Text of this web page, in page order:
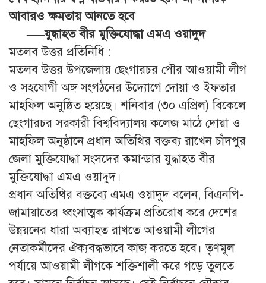
আবারও ক্ষমতায় আনতে হবে
—–যুদ্ধাহত বীর মুক্তিযোদ্ধা এমএ ওয়াদুদ
মতলব উত্তর প্রতিনিধি :
মতলব উত্তর উপজেলায় ছেংগারচর পৌর আওয়ামী লীগ
ও সহযোগী অঙ্গ সংগঠনের উদ্যোগে দোয়া ও ইফতার
মাহফিল অনুষ্ঠিত হয়েছে। শনিবার (৩০ এপ্রিল) বিকেলে
ছেংগারচর সরকারী বিশ্ববিদ্যালয় কলেজ মাঠে দোয়া ও
মাহফিল অনুষ্ঠানে প্রধান অতিথির বক্তব্য রাখেন চাঁদপুর
জেলা মুক্তিযোদ্ধা সংসদের কমান্ডার যুদ্ধাহত বীর
মুক্তিযোদ্ধা এমএ ওয়াদুদ।
প্রধান অতিথির বক্তব্যে এমএ ওয়াদুদ বলেন, বিএনপি-
জামায়াতের ধ্বংসাত্মক কার্যক্রম প্রতিরোধ করে দেশের
উন্নয়নের ধারা অব্যাহত রাখতে আওয়ামী লীগের
নেতাকর্মীদের ঐক্যবদ্ধভাবে কাজ করতে হবে। তৃণমূল
পর্যায়ে আওয়ামী লীগকে শক্তিশালী করে গড়ে তুলতে